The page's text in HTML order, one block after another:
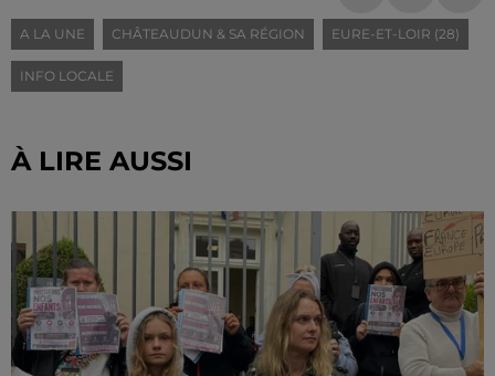
A LA UNE CHÂTEAUDUN & SA RÉGION EURE-ET-LOIR (28)
INFO LOCALE
À LIRE AUSSI